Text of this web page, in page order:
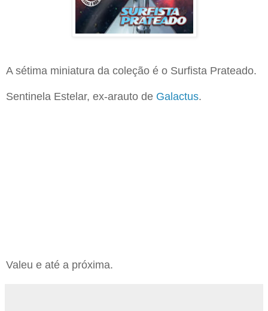
A sétima miniatura da coleção é o Surfista Prateado.
Sentinela Estelar, ex-arauto de Galactus.
Valeu e até a próxima.